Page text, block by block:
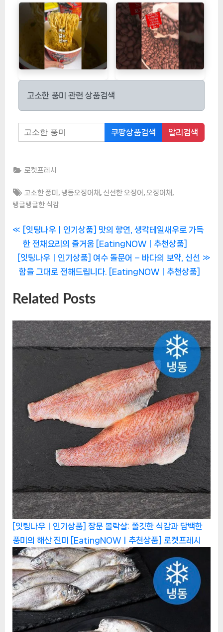
고소한 풍미 관련 상품검색
쿠팡상품검색 알리검색
로켓프레시
Tags:
고소한 풍미 냉동오징어채 신선한 오징어 오징어채
탱글탱글한 식감
글
탐
색
P
r
e
v
o
s
P
s
[잇팅나우ㅣ인기상품] 맛의 향연, 생칵테일새우로 가득
한 전채요리의 즐거움 [EatingNOWㅣ추천상품]
N
e
t
o
s
[잇팅나우ㅣ인기상품] 여수 돌문어 – 바다의 보약, 신선
함을 그대로 전해드립니다. [EatingNOWㅣ추천상품]
Related Posts
[잇팅나우ㅣ인기상품] 장문 볼락살: 쫄깃한 식감과 담백한
풍미의 해산 진미 [EatingNOWㅣ추천상품] 로켓프레시